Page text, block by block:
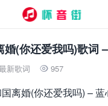
婚(你还爱我吗)歌词
新歌词  957
离婚(你还爱我吗) – 蓝